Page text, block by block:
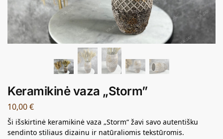
Keramikinė vaza „Storm”
10,00€
Ši išskirtinė keramikinė vaza „Storm“ žavi savo autentišku
sendinto stiliaus dizainu ir natūraliomis tekstūromis.